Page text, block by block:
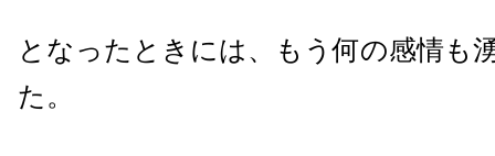
となったときには、もう何の感情も
た。